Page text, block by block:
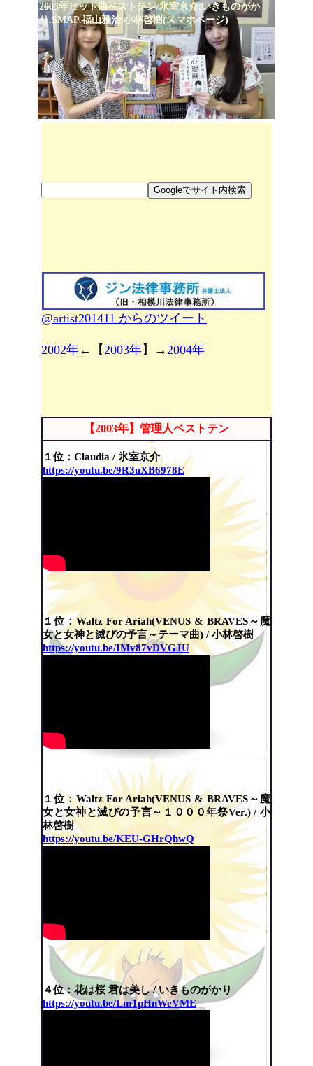
2003年ヒット曲ベストテン/氷室京介.いきものがか
り.SMAP.福山雅治.小林啓樹(スマホページ)
@artist201411 からのツイート
2002年←【 2003年】→ 2004年
【2003年】管理人ベストテン
１位： Claudia / 氷室京介
https://youtu.be/9R3uXB6978E
１位：Waltz For Ariah(VENUS & BRAVES～魔
女と女神と滅びの予言～テーマ曲) / 小林啓樹
https://youtu.be/IMv87vDVGJU
１位：Waltz For Ariah(VENUS & BRAVES～魔
女と女神と滅びの予言～１０００年祭Ver.) / 小
林啓樹
https://youtu.be/KEU-GHrQhwQ
４位：花は桜 君は美し / いきものがかり
https://youtu.be/Lm1pHnWeVME